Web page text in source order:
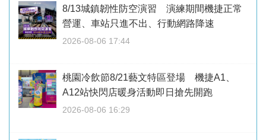
8/13城鎮韌性防空演習 演練期間機捷正常
營運、車站只進不出、行動網路降速
2026-08-06 17:44
桃園冷飲節8/21藝文特區登場 機捷A1、
A12站快閃店暖身活動即日搶先開跑
2026-08-06 16:29